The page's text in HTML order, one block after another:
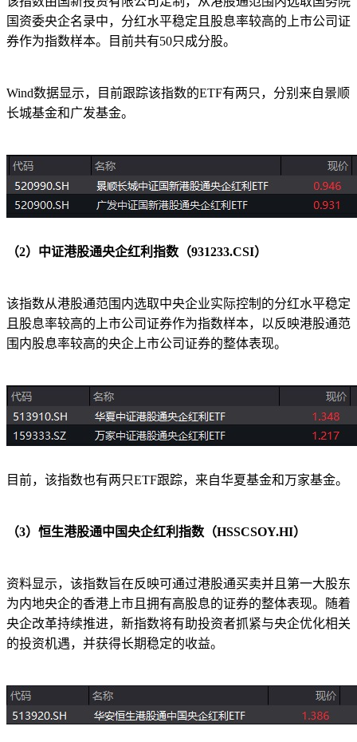
国资委央企名录中，分红水平稳定且股息率较高的上市公司证
券作为指数样本。目前共有50只成分股。
Wind数据显示，目前跟踪该指数的ETF有两只，分别来自景顺
长城基金和广发基金。
（2）中证港股通央企红利指数（931233.CSI）
该指数从港股通范围内选取中央企业实际控制的分红水平稳定
且股息率较高的上市公司证券作为指数样本，以反映港股通范
围内股息率较高的央企上市公司证券的整体表现。
目前，该指数也有两只ETF跟踪，来自华夏基金和万家基金。
（3）恒生港股通中国央企红利指数（HSSCSOY.HI）
资料显示，该指数旨在反映可通过港股通买卖并且第一大股东
为内地央企的香港上市且拥有高股息的证券的整体表现。随着
央企改革持续推进，新指数将有助投资者抓紧与央企优化相关
的投资机遇，并获得长期稳定的收益。